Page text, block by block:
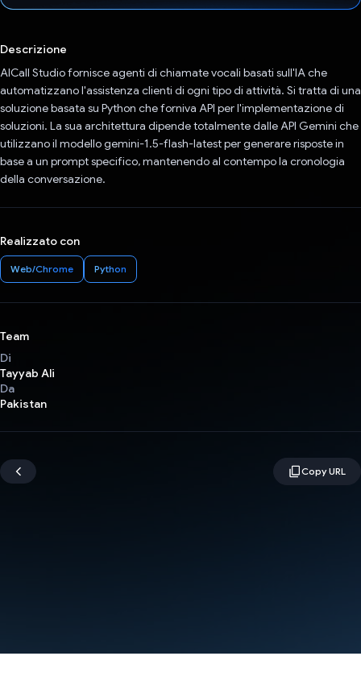
Descrizione
AICall Studio fornisce agenti di chiamate vocali basati sull'IA che
automatizzano l'assistenza clienti di ogni tipo di attività. Si tratta di una
soluzione basata su Python che forniva API per l'implementazione di
soluzioni. La sua architettura dipende totalmente dalle API Gemini che
utilizzano il modello gemini-1.5-flash-latest per generare risposte in
base a un prompt specifico, mantenendo al contempo la cronologia
della conversazione.
Realizzato con
Web/Chrome Python
Team
Di
Tayyab Ali
Da
Pakistan